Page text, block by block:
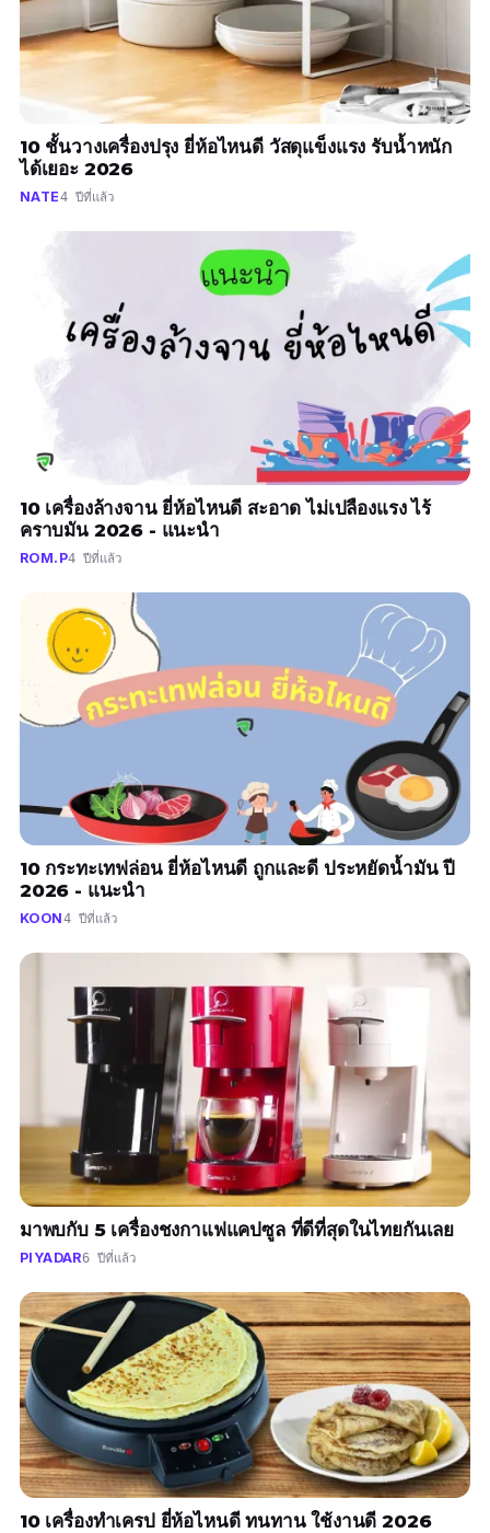
10 ชั้นวางเครื่องปรุง ยี่ห้อไหนดี วัสดุแข็งแรง รับน้ำหนัก
ได้เยอะ 2026
NATE4 ปีที่แล้ว
10 เครื่องล้างจาน ยี่ห้อไหนดี สะอาด ไม่เปลืองแรง ไร้
คราบมัน 2026 - แนะนำ
ROM.P4 ปีที่แล้ว
10 กระทะเทฟล่อน ยี่ห้อไหนดี ถูกและดี ประหยัดน้ำมัน ปี
2026 - แนะนำ
KOON4 ปีที่แล้ว
มาพบกับ 5 เครื่องชงกาแฟแคปซูล ที่ดีที่สุดในไทยกันเลย
PIYADAR6 ปีที่แล้ว
10 เครื่องทำเครป ยี่ห้อไหนดี ทนทาน ใช้งานดี 2026